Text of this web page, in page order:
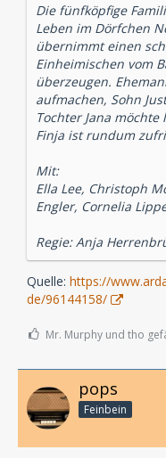
Die fünfköpfige
Leben im Dörfchen
übernimmt einen
Einheimischen vom
überzeugen.
aufmachen, Sohn
Tochter Jana
Finja ist rundum
Mit:
Ella Lee, Christoph
Engler, Cornelia
Regie: Anja
Quelle: https://
de/96144158/
Mr. Murphy und tho
pops
Feinbein